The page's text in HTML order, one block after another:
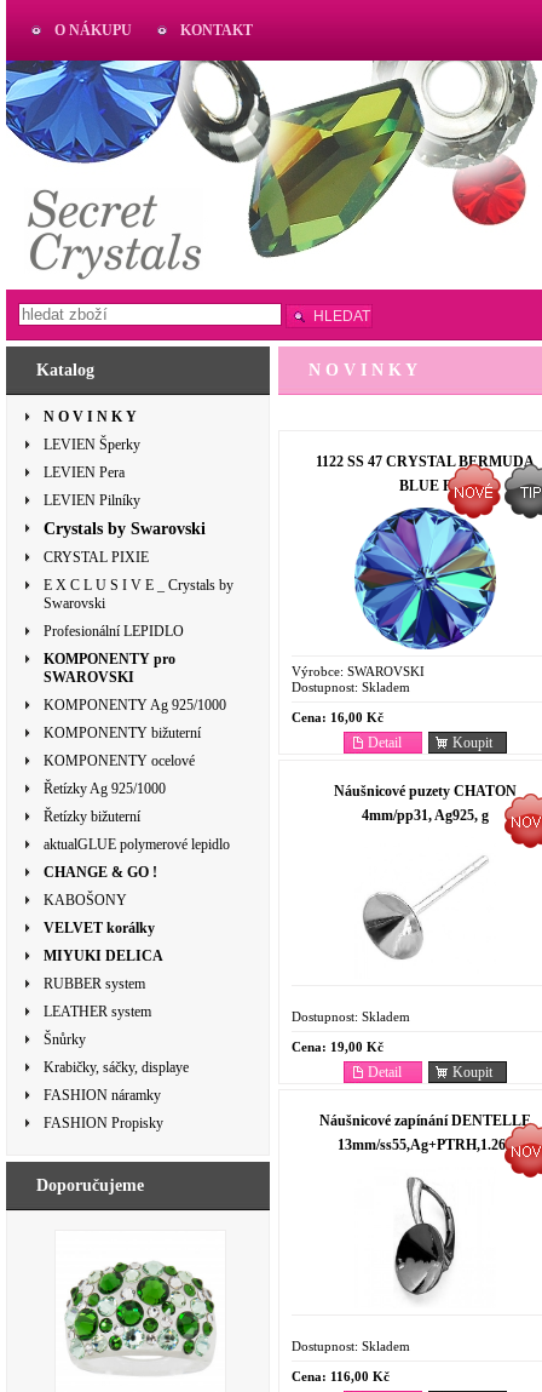
Katalog
N O V I N K Y
LEVIEN Šperky
LEVIEN Pera
LEVIEN Pilníky
Crystals by Swarovski
CRYSTAL PIXIE
E X C L U S I V E _ Crystals by
Swarovski
Profesionální LEPIDLO
KOMPONENTY pro
SWAROVSKI
KOMPONENTY Ag 925/1000
KOMPONENTY bižuterní
KOMPONENTY ocelové
Řetízky Ag 925/1000
Řetízky bižuterní
aktualGLUE polymerové lepidlo
CHANGE & GO !
KABOŠONY
VELVET korálky
MIYUKI DELICA
RUBBER system
LEATHER system
Šnůrky
Krabičky, sáčky, displaye
FASHION náramky
FASHION Propisky
Doporučujeme
N O V I N K Y
1122 SS 47 CRYSTAL BERMUDA
BLUE F
Výrobce: SWAROVSKI
Dostupnost: Skladem
Cena: 16,00 Kč
Koupit
Detail
Náušnicové puzety CHATON
4mm/pp31, Ag925, g
Dostupnost: Skladem
Cena: 19,00 Kč
Koupit
Detail
Náušnicové zapínání DENTELLE
13mm/ss55,Ag+PTRH,1.26g
Dostupnost: Skladem
Cena: 116,00 Kč
O NÁKUPU KONTAKT
AKTUAL
www.aktual-koralky.cz
HLEDAT